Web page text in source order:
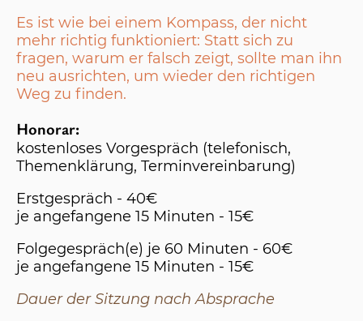
Es ist wie bei einem Kompass, der nicht
mehr richtig funktioniert: Statt sich zu
fragen, warum er falsch zeigt, sollte man ihn
neu ausrichten, um wieder den richtigen
Weg zu finden.
Honorar:
kostenloses Vorgespräch (telefonisch,
Themenklärung, Terminvereinbarung)
Erstgespräch - 40€
je angefangene 15 Minuten - 15€
Folgegespräch(e) je 60 Minuten - 60€
je angefangene 15 Minuten - 15€
Dauer der Sitzung nach Absprache